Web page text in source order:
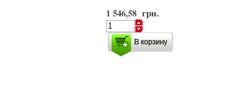
1 546,58 грн.